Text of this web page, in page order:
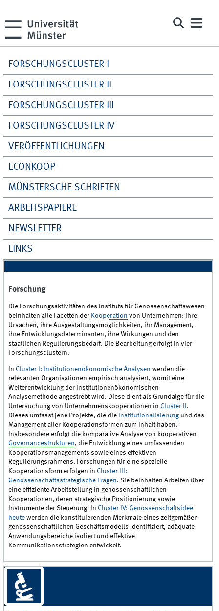
FORSCHUNGSCLUSTER I
FORSCHUNGSCLUSTER II
FORSCHUNGSCLUSTER III
FORSCHUNGSCLUSTER IV
VERÖFFENTLICHUNGEN
ECONKOOP
MÜNSTERSCHE SCHRIFTEN
ARBEITSPAPIERE
NEWSLETTER
LINKS
Forschung
Die Forschungsaktivitäten des Instituts für Genossenschaftswesen
beinhalten alle Facetten der Kooperation von Unternehmen: ihre
Ursachen, ihre Ausgestaltungsmöglichkeiten, ihr Management,
ihre Entwicklungsdeterminanten, ihre Wirkungen und den
staatlichen Regulierungsbedarf. Die Bearbeitung erfolgt in vier
Forschungsclustern.
In Cluster I: Institutionenökonomische Analysen werden die
relevanten Organisationen empirisch analysiert, womit eine
Weiterentwicklung der institutionenökonomischen
Analysemethode angestrebt wird. Diese dient als Grundalge für die
Untersuchung von Unternehmenskooperationen in Cluster II .
Dieses umfasst jene Projekte, die die Institutionalisierung und das
Management aller Kooperationsformen zum Inhalt haben.
Insbesondere erfolgt die komparative Analyse von kooperativen
Governancestrukturen, die Entwicklung eines umfassenden
Kooperationsmanagements sowie eines effektiven
Regulierungsrahmens. Forschungen für eine spezielle
Kooperationsform erfolgen in Cluster III:
Genossenschaftsstrategische Fragen. Sie beinhalten Arbeiten über
eine effiziente Arbeitsteilung in genossenschaftlichen
Kooperationen, deren strategische Positionierung sowie
Instrumente der Steuerung. In Cluster IV: Genossenschaftsidee
heute werden die konstituierenden Merkmale eines zeitgemäßen
genossenschaftlichen Geschäftsmodells identifiziert, adäquate
Anwendungsbereiche isoliert und effektive
Kommunikationsstrategien entwickelt.